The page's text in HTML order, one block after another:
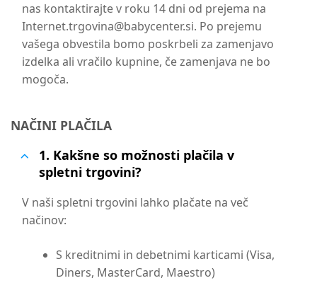
nas kontaktirajte v roku 14 dni od prejema na
Internet.trgovina@babycenter.si. Po prejemu
vašega obvestila bomo poskrbeli za zamenjavo
izdelka ali vračilo kupnine, če zamenjava ne bo
mogoča.
NAČINI PLAČILA
1. Kakšne so možnosti plačila v
spletni trgovini?
V naši spletni trgovini lahko plačate na več
načinov:
S kreditnimi in debetnimi karticami (Visa,
Diners, MasterCard, Maestro)